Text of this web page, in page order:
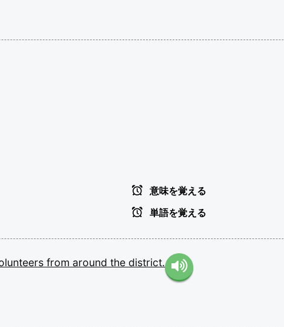
意味を覚える
単語を覚える
from around the district.